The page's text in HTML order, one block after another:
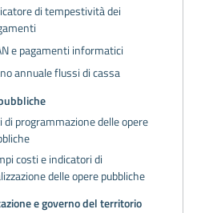
di tempestività dei
e pagamenti informatici
annuale flussi di cassa
di programmazione delle opere
costi e indicatori di
delle opere pubbliche
e governo del territorio